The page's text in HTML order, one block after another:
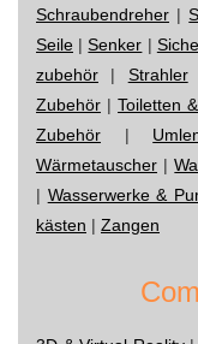
Schraubendreher |
Seile |Senker |
zubehör | Strahler
Zubehör | Toiletten
Zubehör |
Wärmetauscher |
| Wasserwerke &
kästen | Zangen